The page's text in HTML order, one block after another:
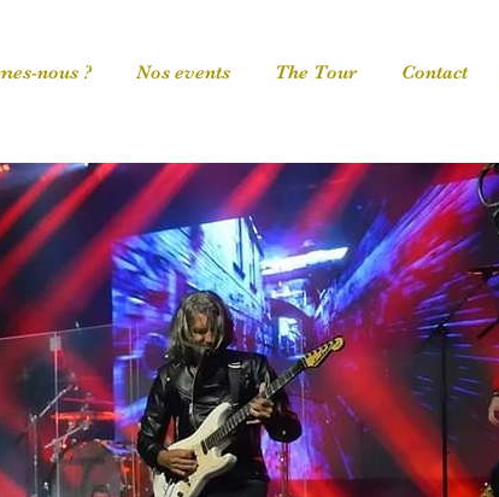
nous ? Nos events The Tour Contact